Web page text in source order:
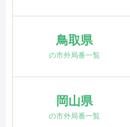
鳥取県
の市外局番一覧
岡山県
の市外局番一覧